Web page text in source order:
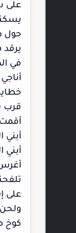
على
حول
يرقد
في
قرب
أبني
على
كوخ